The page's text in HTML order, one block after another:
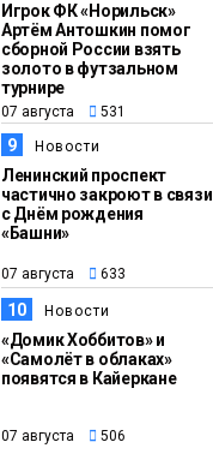
Игрок ФК «Норильск»
Артём Антошкин помог
сборной России взять
золото в футзальном
турнире
07 августа 531
9 Новости
Ленинский проспект
частично закроют в связи
с Днём рождения
«Башни»
07 августа 633
10 Новости
«Домик Хоббитов» и
«Самолёт в облаках»
появятся в Кайеркане
07 августа 506